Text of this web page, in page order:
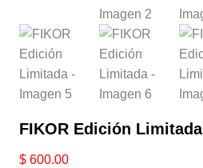
FIKOR Edición Limitada
$600.00